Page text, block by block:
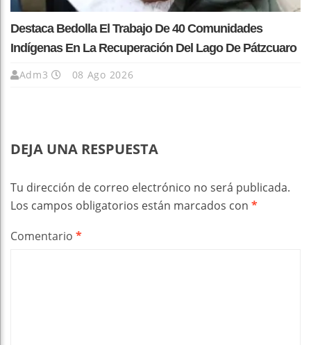
Destaca Bedolla El Trabajo De 40 Comunidades
Indígenas En La Recuperación Del Lago De Pátzcuaro
Adm3 08 Ago 2026
DEJA UNA RESPUESTA
Tu dirección de correo electrónico no será publicada.
Los campos obligatorios están marcados con *
Comentario *